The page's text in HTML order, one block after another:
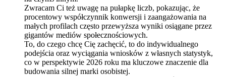
Zwracam Ci też uwagę na pułapkę liczb, pokazując, że
procentowy współczynnik konwersji i zaangażowania na
małych profilach często przewyższa wyniki osiągane przez
gigantów mediów społecznościowych.
To, do czego chcę Cię zachęcić, to do indywidualnego
podejścia oraz wyciągania wniosków z własnych statystyk,
co w perspektywie 2026 roku ma kluczowe znaczenie dla
budowania silnej marki osobistej.